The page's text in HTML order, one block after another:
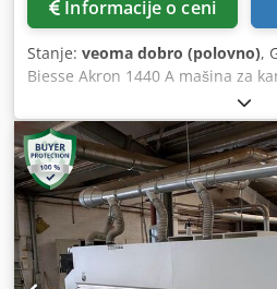
Agregati/radne jedinice: • Agregat
motora visoke frekvencije, svaki
Agregat za nanošenje lepka VC-
lepka u granulama • Kapacitet
Zona pritiska • 1 pogonski valjak
nezavisno podesiv pritisak • 2. i
pritisak, Ø 60 mm, sa premazom
konusni i protivrteći, pneumatski
sečenje IT-70-S • Dva motora
kW, 12.000 o/min • Pravi (0°) ili
podesivo od 0° do 15° •
Informacije o ceni
Stanje: veoma dobro (polovno),
Biesse Akron 1440 A mašina za
vazduh) Opis Sistem za
vazduh Pred-frezirajuća jedinica
nanošenje lepka VC-511 Jedinica
IN-801 Jedinica za preciznu
jedinica za zaobljavanje uglova
KANTOVE RB02 JEDINICA
JEDINICA ZA BRUŠENJE SZ02
VAZDUHA PH-501 INTELIGENTNA
KOMPLET VISOKOG KVALITETA I